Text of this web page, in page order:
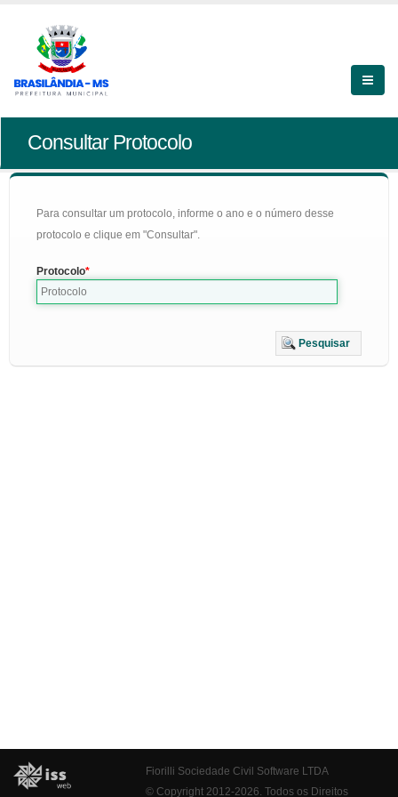
Consultar Protocolo
Para consultar um protocolo, informe o ano e o número desse
protocolo e clique em "Consultar".
Protocolo
Pesquisar
Fiorilli Sociedade Civil Software LTDA
© Copyright 2012-2026. Todos os Direitos